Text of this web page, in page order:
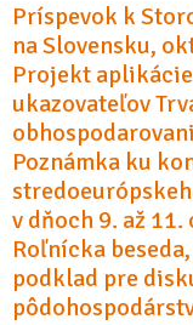
Príspevok k
na Slovensku,
Projekt
ukazovateľov
Poznámka ku
v dňoch 9. až
Roľnícka
podklad pre